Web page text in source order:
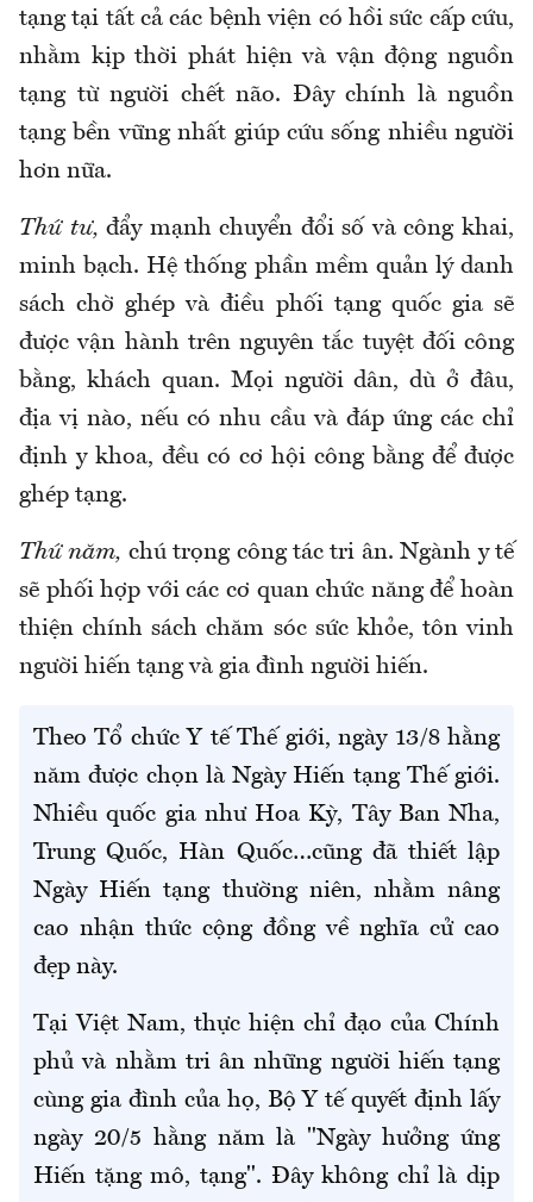
tạng tại tất cả các bệnh viện có hồi sức cấp cứu,
nhằm kịp thời phát hiện và vận động nguồn
tạng từ người chết não. Đây chính là nguồn
tạng bền vững nhất giúp cứu sống nhiều người
hơn nữa.
Thứ tư, đẩy mạnh chuyển đổi số và công khai,
minh bạch. Hệ thống phần mềm quản lý danh
sách chờ ghép và điều phối tạng quốc gia sẽ
được vận hành trên nguyên tắc tuyệt đối công
bằng, khách quan. Mọi người dân, dù ở đâu,
địa vị nào, nếu có nhu cầu và đáp ứng các chỉ
định y khoa, đều có cơ hội công bằng để được
ghép tạng.
Thứ năm, chú trọng công tác tri ân. Ngành y tế
sẽ phối hợp với các cơ quan chức năng để hoàn
thiện chính sách chăm sóc sức khỏe, tôn vinh
người hiến tạng và gia đình người hiến.
Theo Tổ chức Y tế Thế giới, ngày 13/8 hằng
năm được chọn là Ngày Hiến tạng Thế giới.
Nhiều quốc gia như Hoa Kỳ, Tây Ban Nha,
Trung Quốc, Hàn Quốc…cũng đã thiết lập
Ngày Hiến tạng thường niên, nhằm nâng
cao nhận thức cộng đồng về nghĩa cử cao
đẹp này.
Tại Việt Nam, thực hiện chỉ đạo của Chính
phủ và nhằm tri ân những người hiến tạng
cùng gia đình của họ, Bộ Y tế quyết định lấy
ngày 20/5 hằng năm là "Ngày hưởng ứng
Hiến tặng mô, tạng". Đây không chỉ là dịp